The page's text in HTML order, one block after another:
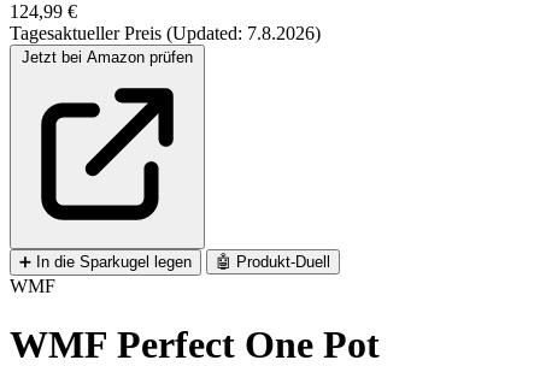
124,99 €
Tagesaktueller Preis (Updated: 7.8.2026)
➕ In die Sparkugel legen 🤖 Produkt-Duell
WMF
WMF Perfect One Pot